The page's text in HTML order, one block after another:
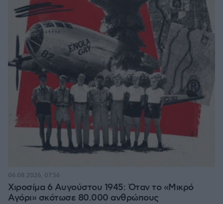
Χιροσίμα 6 Αυγούστου 1945: Όταν το «Μικρό
Αγόρι» σκότωσε 80.000 ανθρώπους
06.08.2026, 07:56